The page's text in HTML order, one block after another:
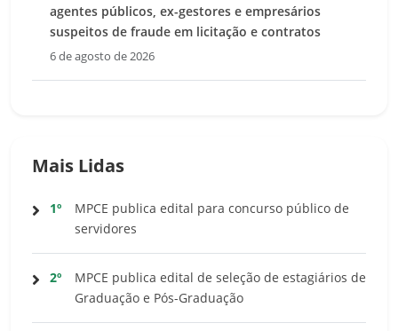
agentes públicos, ex-gestores e empresários
suspeitos de fraude em licitação e contratos
6 de agosto de 2026
Mais Lidas
1º
MPCE publica edital para concurso público de
servidores
2º
MPCE publica edital de seleção de estagiários de
Graduação e Pós-Graduação